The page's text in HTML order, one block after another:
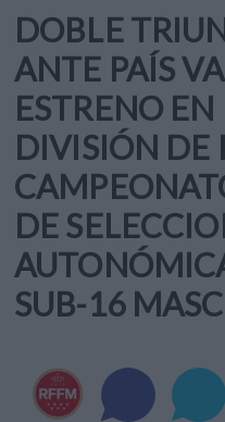
DOBLE
ANTE PAÍS
ESTRENO
DIVISIÓN DE
DE
SUB-16